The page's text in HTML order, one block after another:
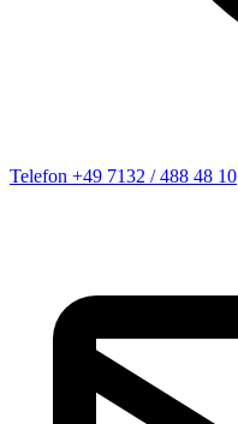
Telefon +49 7132 / 488 48 10